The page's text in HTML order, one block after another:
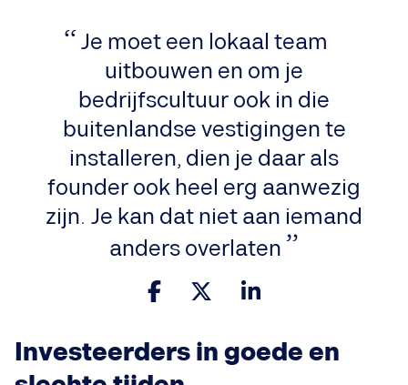
Je moet een lokaal team
uitbouwen en om je
bedrijfscultuur ook in die
buitenlandse vestigingen te
installeren, dien je daar als
founder ook heel erg aanwezig
zijn. Je kan dat niet aan iemand
anders overlaten
Investeerders in goede en